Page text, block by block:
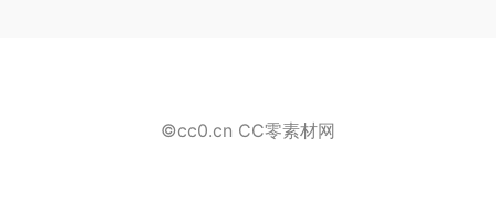
©cc0.cn CC零素材网